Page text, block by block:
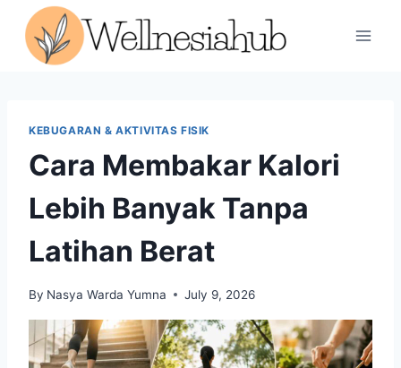
content
KEBUGARAN & AKTIVITAS FISIK
Cara Membakar Kalori
Lebih Banyak Tanpa
Latihan Berat
By Nasya Warda Yumna July 9, 2026